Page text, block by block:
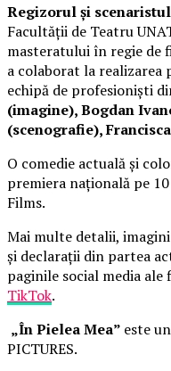
Regizorul și
Facultății de Teatru
masteratului în regie de
a colaborat la
echipă de profesioniști
(imagine), Bogdan
(scenografie),
O comedie actuală și
premiera națională pe
Films.
Mai multe detalii,
și declarații din partea
paginile social media ale
TikTok.
„În Pielea Mea” este
PICTURES.